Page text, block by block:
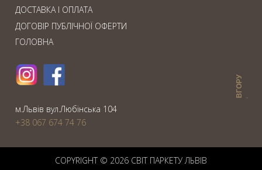
ДОСТАВКА І ОПЛАТА
ДОГОВІР ПУБЛІЧНОЇ ОФЕРТИ
ГОЛОВНА
ВГОРУ
м.Львiв вул.Любiнська 104
+38 067 674 74 76
COPYRIGHT © 2026 СВIТ ПАРКЕТУ ЛЬВІВ